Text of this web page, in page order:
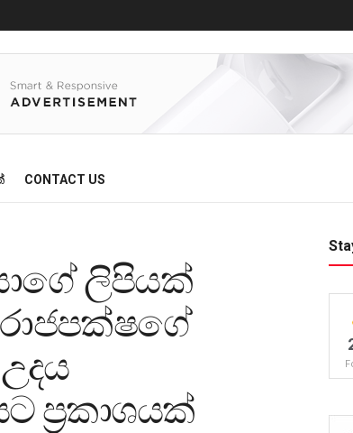
CONTACT US
ලිපියක්
රාජපක්ෂගේ
ප්‍රකාශයක්